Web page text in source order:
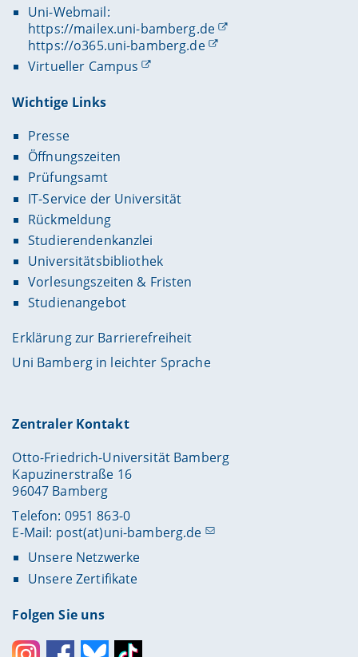
Uni-Webmail:
https://mailex.uni-bamberg.de
https://o365.uni-bamberg.de
Virtueller Campus
Wichtige Links
Presse
Öffnungszeiten
Prüfungsamt
IT-Service der Universität
Rückmeldung
Studierendenkanzlei
Universitätsbibliothek
Vorlesungszeiten & Fristen
Studienangebot
Erklärung zur Barrierefreiheit
Uni Bamberg in leichter Sprache
Zentraler Kontakt
Otto-Friedrich-Universität Bamberg
Kapuzinerstraße 16
96047 Bamberg
Telefon: 0951 863-0
E-Mail: post(at)uni-bamberg.de
Unsere Netzwerke
Unsere Zertifikate
Folgen Sie uns